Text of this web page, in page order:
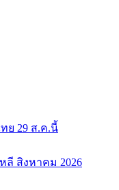
ย 29 ส.ค.นี้
ลี สิงหาคม 2026